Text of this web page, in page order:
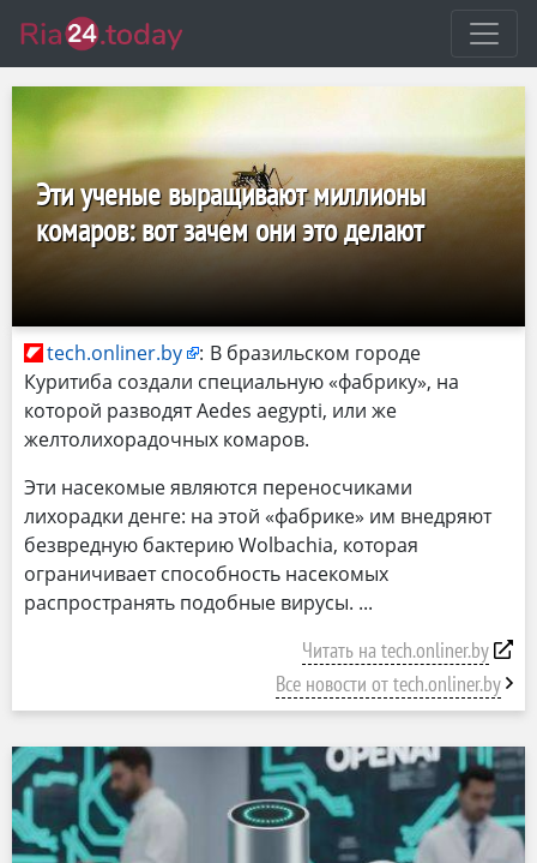
Эти ученые выращивают миллионы
комаров: вот зачем они это делают
tech.onliner.by : В бразильском городе
Куритиба создали специальную «‎фабрику»‎, на
которой разводят Aedes aegypti, или же
желтолихорадочных комаров.
Эти насекомые являются переносчиками
лихорадки денге: на этой «‎фабрике»‎ им внедряют
безвредную бактерию Wolbachia, которая
ограничивает способность насекомых
распространять подобные вирусы.
Читать на tech.onliner.by
Все новости от tech.onliner.by